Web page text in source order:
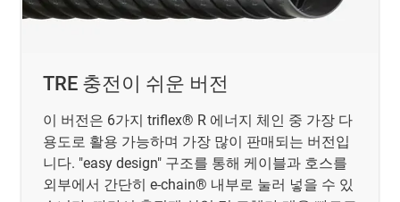
TRE 충전이 쉬운 버전
이 버전은 6가지 triflex® R 에너지 체인 중 가장 다
용도로 활용 가능하며 가장 많이 판매되는 버전입
니다. "easy design" 구조를 통해 케이블과 호스를
외부에서 간단히 e-chain® 내부로 눌러 넣을 수 있